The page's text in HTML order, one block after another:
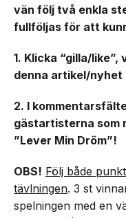
vän följ två enkla
fullföljas för att
1. Klicka “gilla/
denna artikel/nyhet
2. I
gästartisterna som
”Lever Min Dröm”!
OBS! Följ både
tävlningen. 3 st
spelningen med en